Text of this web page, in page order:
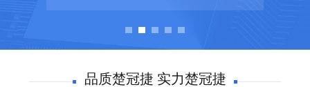
品质楚冠捷 实力楚冠捷